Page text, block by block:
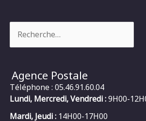
Agence Postale
Téléphone : 05.46.91.60.04
Lundi, Mercredi, Vendredi :9H00-
Mardi, Jeudi : 14H00-17H00